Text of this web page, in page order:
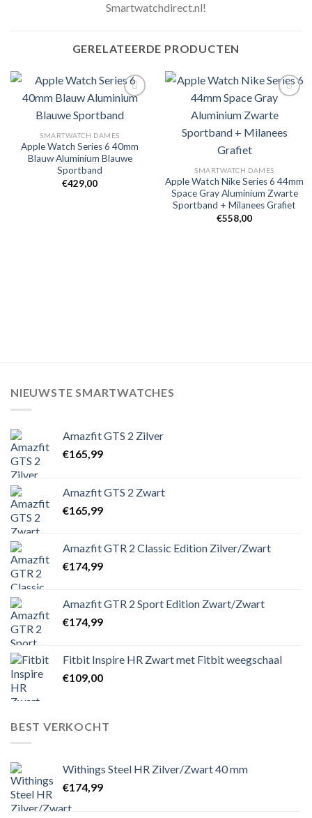
Smartwatchdirect.nl!
GERELATEERDE PRODUCTEN
aan
verlanglijst
SMARTWATCH DAMES
Apple Watch Series 6 40mm
Blauw Aluminium Blauwe
Sportband
€429,00
Toevoegen
SMARTWATCH DAMES
Apple Watch Nike Series 6 44mm
Space Gray Aluminium Zwarte
Sportband + Milanees Grafiet
€558,00
NIEUWSTE SMARTWATCHES
Amazfit GTS 2 Zilver
€165,99
Amazfit GTS 2 Zwart
€165,99
Amazfit GTR 2 Classic Edition Zilver/Zwart
€174,99
Amazfit GTR 2 Sport Edition Zwart/Zwart
€174,99
Fitbit Inspire HR Zwart met Fitbit weegschaal
€109,00
BEST VERKOCHT
Withings Steel HR Zilver/Zwart 40 mm
€174,99